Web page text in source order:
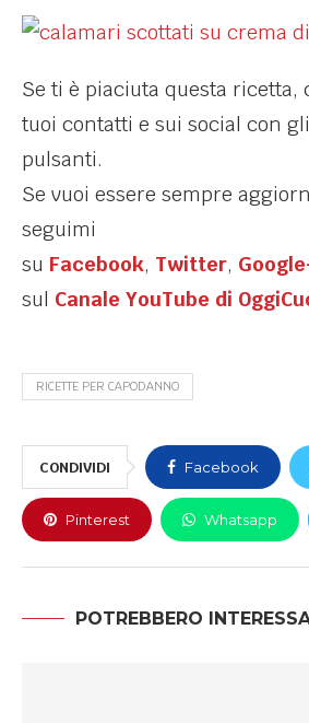
Se ti è piaciuta questa ricetta,
tuoi contatti e sui social con
pulsanti.
Se vuoi essere sempre
seguimi
su Facebook, Twitter,
sul Canale YouTube di
RICETTE PER CAPODANNO
CONDIVIDI Facebook
Pinterest Whatsapp
POTREBBERO